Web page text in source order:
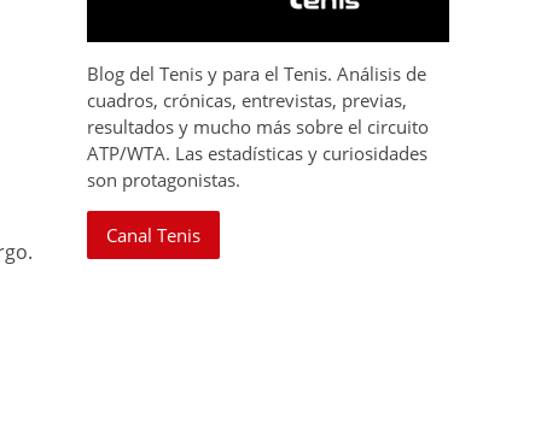
Blog del Tenis y para el Tenis. Análisis de
cuadros, crónicas, entrevistas, previas,
resultados y mucho más sobre el circuito
ATP/WTA. Las estadísticas y curiosidades
son protagonistas.
Canal Tenis